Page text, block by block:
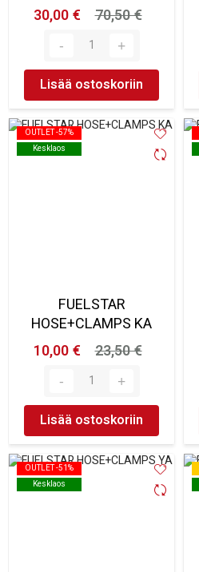
30,00 €
70,50 €
Lisää ostoskoriin
OUTLET -57%
Kesklaos
OUTLET -57%
Kesklaos
FUELSTAR
HOSE+CLAMPS KA
10,00 €
23,50 €
Lisää ostoskoriin
OUTLET -51%
Kesklaos
OUTLET -51%
Kesklaos